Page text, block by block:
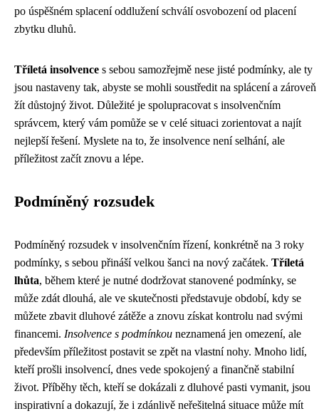
po úspěšném splacení oddlužení schválí osvobození od placení
zbytku dluhů.
Tříletá insolvence s sebou samozřejmě nese jisté podmínky, ale ty
jsou nastaveny tak, abyste se mohli soustředit na splácení a zároveň
žít důstojný život. Důležité je spolupracovat s insolvenčním
správcem, který vám pomůže se v celé situaci zorientovat a najít
nejlepší řešení. Myslete na to, že insolvence není selhání, ale
příležitost začít znovu a lépe.
Podmíněný rozsudek
Podmíněný rozsudek v insolvenčním řízení, konkrétně na 3 roky
podmínky, s sebou přináší velkou šanci na nový začátek. Tříletá
lhůta, během které je nutné dodržovat stanovené podmínky, se
může zdát dlouhá, ale ve skutečnosti představuje období, kdy se
můžete zbavit dluhové zátěže a znovu získat kontrolu nad svými
financemi. Insolvence s podmínkou neznamená jen omezení, ale
především příležitost postavit se zpět na vlastní nohy. Mnoho lidí,
kteří prošli insolvencí, dnes vede spokojený a finančně stabilní
život. Příběhy těch, kteří se dokázali z dluhové pasti vymanit, jsou
inspirativní a dokazují, že i zdánlivě neřešitelná situace může mít